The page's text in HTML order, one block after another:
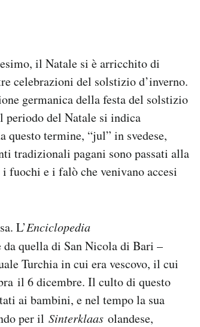
il Natale si è arricchito di
celebrazioni del solstizio d’inverno.
germanica della festa del solstizio
periodo del Natale si indica
questo termine, “jul” in svedese,
tradizionali pagani sono passati alla
fuochi e i falò che venivano accesi
L’Enciclopedia
da quella di San Nicola di Bari –
Turchia in cui era vescovo, il cui
il 6 dicembre. Il culto di questo
ai bambini, e nel tempo la sua
per il Sinterklaas olandese,